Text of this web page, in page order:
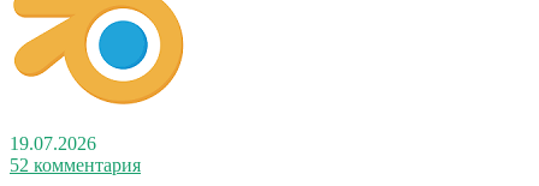
19.07.2026
52 комментария